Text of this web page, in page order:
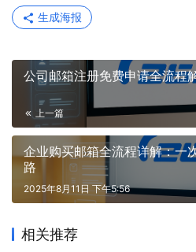
生成海报
公司邮箱注册免费申请全流程
上一篇
企业购买邮箱全流程详解：一
路
2025年8月11日 下午5:56
相关推荐